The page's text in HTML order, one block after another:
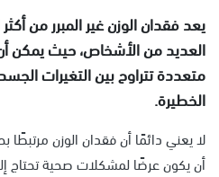
يعد فقدان الوزن غير المبرر من
العديد من الأشخاص، حيث يمكن
متعددة تتراوح بين التغيرات
الخطيرة.
لا يعني دائمًا أن فقدان الوزن مرتبطًا
أن يكون عرضًا لمشكلات صحية تحتاج